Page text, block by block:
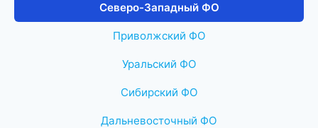
Северо-Западный ФО
Приволжский ФО
Уральский ФО
Сибирский ФО
Дальневосточный ФО